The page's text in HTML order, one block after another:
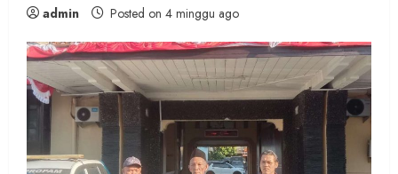
admin Posted on 4 minggu ago